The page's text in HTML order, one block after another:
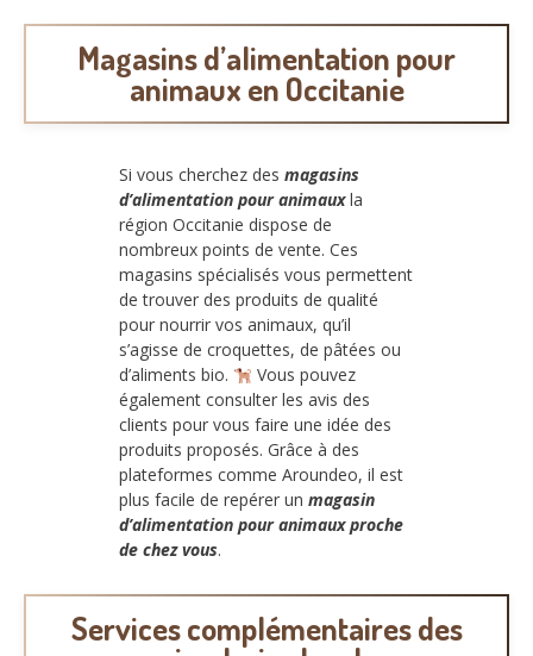
Magasins d’alimentation pour
animaux en Occitanie
Si vous cherchez des magasins
d’alimentation pour animauxla
région Occitanie dispose de
nombreux points de vente. Ces
magasins spécialisés vous permettent
de trouver des produits de qualité
pour nourrir vos animaux, qu’il
s’agisse de croquettes, de pâtées ou
d’aliments bio.
Vous pouvez
également consulter les avis des
clients pour vous faire une idée des
produits proposés. Grâce à des
plateformes comme Aroundeo, il est
plus facile de repérer un magasin
d’alimentation pour animaux proche
de chez vous.
Services complémentaires des